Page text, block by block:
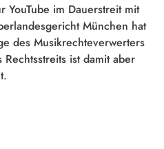
YouTube im Dauerstreit mit
München hat
des Musikrechteverwerters
ist damit aber